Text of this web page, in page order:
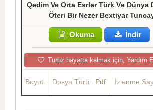
Qedim Ve Orta Esrler Türk Və Dünya
Öteri Bir Nezer Bextiyar
Okuma İndir
Turuz hayatta kalmak için, Yardım
Boyut: Dosya Türü : Pdf İzlenme